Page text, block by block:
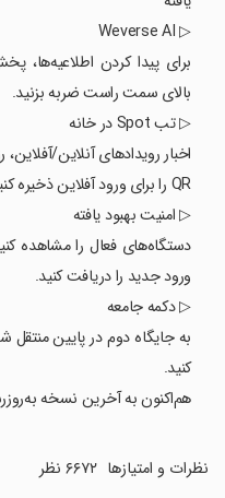
▷ Weverse AI
برای پیدا کردن
بالای سمت راست ضربه بزنید.
▷ تب Spot در خانه
اخبار رویدادهای آنلاین/
QR را برای ورود آفلاین ذخیره کنید.
▷ امنیت بهبود یافته
دستگاه‌های فعال را مشاهده
ورود جدید را دریافت کنید.
▷ دکمه جامعه
به جایگاه دوم در پایین منتقل
کنید.
هم‌اکنون به آخرین نسخه
نظرات و امتیازها